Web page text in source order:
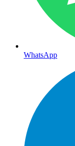
WhatsApp